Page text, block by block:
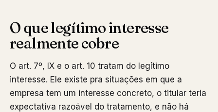
O que legítimo interesse
realmente cobre
O art. 7º, IX e o art. 10 tratam do legítimo
interesse. Ele existe pra situações em que a
empresa tem um interesse concreto, o titular teria
expectativa razoável do tratamento, e não há